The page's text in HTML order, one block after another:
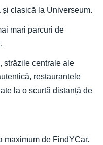
clasică la Universeum.
mari parcuri de
străzile centrale ale
restaurantele
la o scurtă distanță de
maximum de FindYCar.